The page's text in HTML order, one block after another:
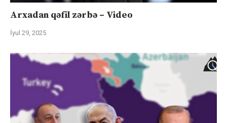
Arxadan qəfil zərbə – Video
İyul 29, 2025